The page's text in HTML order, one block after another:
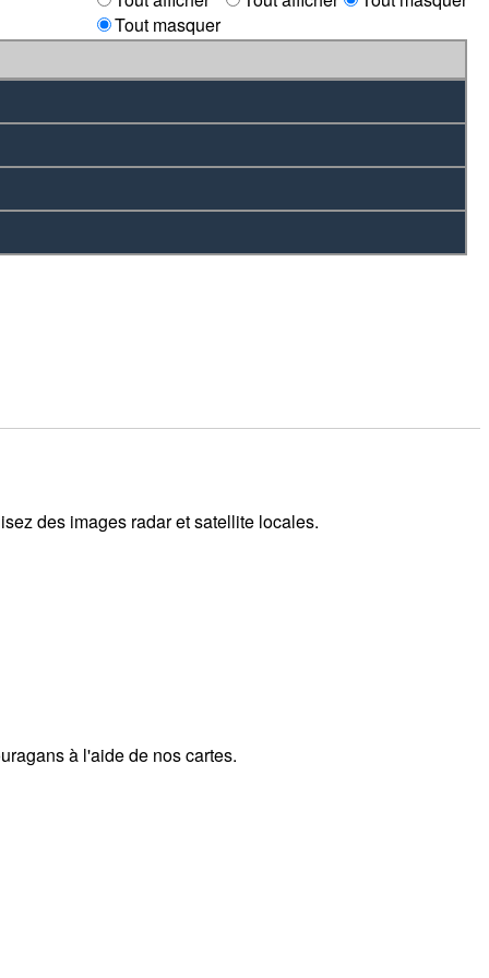
Tout masquer
des images radar et satellite locales.
à l'aide de nos cartes.